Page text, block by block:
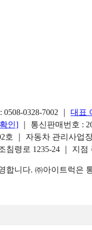
0508-0328-7002 대표
인]
｜ 통신판매번호 :
호 ｜ 자동차 관리사업
령로 1235-24 ｜ 지
합니다. ㈜아이트럭은